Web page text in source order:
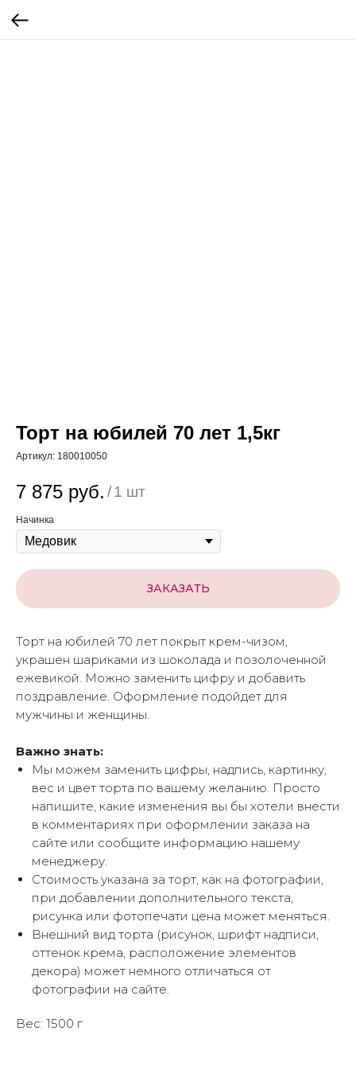
Торт на юбилей 70 лет 1,5кг
Артикул: 180010050
7 875 руб. /1 шт
Начинка
ЗАКАЗАТЬ
Торт на юбилей 70 лет покрыт крем-чизом,
украшен шариками из шоколада и позолоченной
ежевикой. Можно заменить цифру и добавить
поздравление. Оформление подойдет для
мужчины и женщины.
Важно знать:
Мы можем заменить цифры, надпись, картинку,
вес и цвет торта по вашему желанию. Просто
напишите, какие изменения вы бы хотели внести
в комментариях при оформлении заказа на
сайте или сообщите информацию нашему
менеджеру.
Стоимость указана за торт, как на фотографии,
при добавлении дополнительного текста,
рисунка или фотопечати цена может меняться.
Внешний вид торта (рисунок, шрифт надписи,
оттенок крема, расположение элементов
декора) может немного отличаться от
фотографии на сайте.
Вес: 1500 г